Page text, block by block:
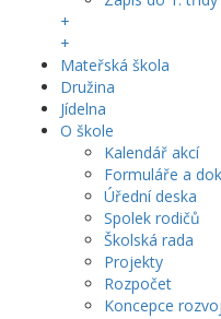
+
+
Mateřská škola
Družina
Jídelna
O škole
Kalendář akcí
Formuláře a
Úřední deska
Spolek rodičů
Školská rada
Projekty
Rozpočet
Koncepce